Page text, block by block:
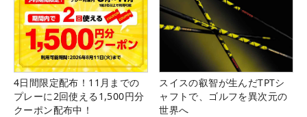
4日間限定配布！11月までの
プレーに2回使える1,500円分
クーポン配布中！
スイスの叡智が生んだTPTシ
ャフトで、ゴルフを異次元の
世界へ